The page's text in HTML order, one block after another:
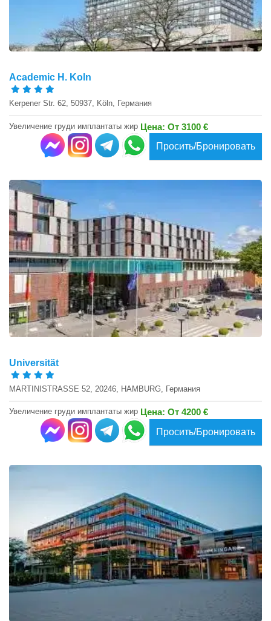
Academic H. Koln
Kerpener Str. 62, 50937, Köln, Германия
Увеличение груди имплантаты жир Цена: От 3100 €
Просить/Бронировать
Universität
MARTINISTRASSE 52, 20246, HAMBURG, Германия
Увеличение груди имплантаты жир Цена: От 4200 €
Просить/Бронировать